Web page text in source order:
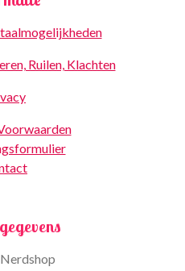
Ruilen, Klachten